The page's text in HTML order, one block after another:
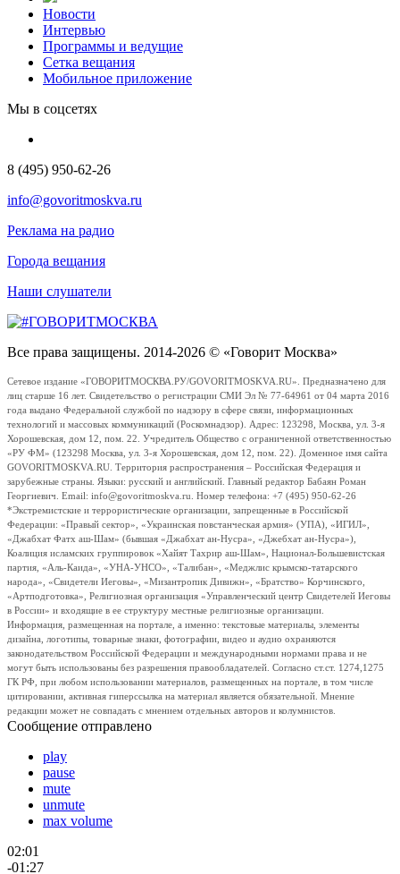
Новости
Интервью
Программы и ведущие
Сетка вещания
Мобильное приложение
Мы в соцсетях
8 (495) 950-62-26
info@govoritmoskva.ru
Реклама на радио
Города вещания
Наши слушатели
Все права защищены. 2014-2026 © «Говорит Москва»
Сетевое издание «ГОВОРИТМОСКВА.РУ/GOVORITMOSKVA.RU». Предназначено для
лиц старше 16 лет. Свидетельство о регистрации СМИ Эл № 77-64961 от 04 марта 2016
года выдано Федеральной службой по надзору в сфере связи, информационных
технологий и массовых коммуникаций (Роскомнадзор). Адрес: 123298, Москва, ул. 3-я
Хорошевская, дом 12, пом. 22. Учредитель Общество с ограниченной ответственностью
«РУ ФМ» (123298 Москва, ул. 3-я Хорошевская, дом 12, пом. 22). Доменное имя сайта
GOVORITMOSKVA.RU. Территория распространения – Российская Федерация и
зарубежные страны. Языки: русский и английский. Главный редактор Бабаян Роман
Георгиевич. Email: info@govoritmoskva.ru. Номер телефона: +7 (495) 950-62-26
*Экстремистские и террористические организации, запрещенные в Российской
Федерации: «Правый сектор», «Украинская повстанческая армия» (УПА), «ИГИЛ»,
«Джабхат Фатх аш-Шам» (бывшая «Джабхат ан-Нусра», «Джебхат ан-Нусра»),
Коалиция исламских группировок «Хайят Тахрир аш-Шам», Национал-Большевистская
партия, «Аль-Каида», «УНА-УНСО», «Талибан», «Меджлис крымско-татарского
народа», «Свидетели Иеговы», «Мизантропик Дивижн», «Братство» Корчинского,
«Артподготовка», Религиозная организация «Управленческий центр Свидетелей Иеговы
в России» и входящие в ее структуру местные религиозные организации.
Информация, размещенная на портале, а именно: текстовые материалы, элементы
дизайна, логотипы, товарные знаки, фотографии, видео и аудио охраняются
законодательством Российской Федерации и международными нормами права и не
могут быть использованы без разрешения правообладателей. Согласно ст.ст. 1274,1275
ГК РФ, при любом использовании материалов, размещенных на портале, в том числе
цитировании, активная гиперссылка на материал является обязательной. Мнение
редакции может не совпадать с мнением отдельных авторов и колумнистов.
Сообщение отправлено
play
pause
mute
unmute
max volume
02:01
-01:27